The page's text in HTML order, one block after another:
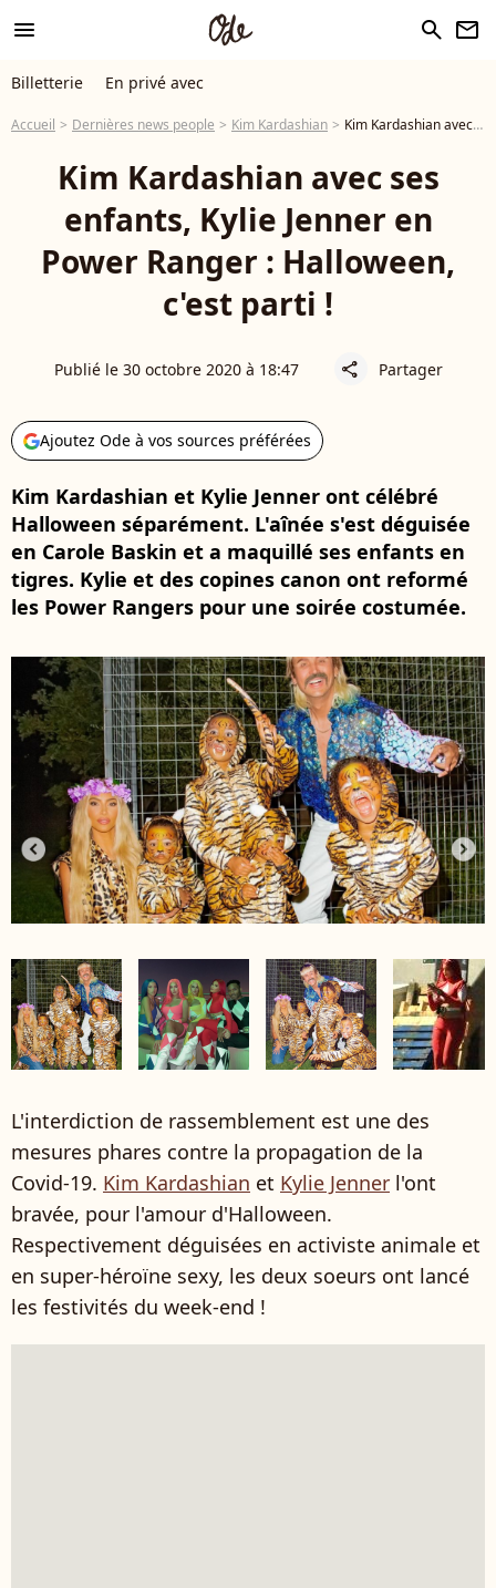
menu search newsletter
Billetterie En privé avec
Accueil Dernières news people Kim Kardashian Kim Kardashian avec ses enfants, Kylie Jenner en Power Ranger : Halloween, c'est parti !
Kim Kardashian avec ses
enfants, Kylie Jenner en
Power Ranger : Halloween,
c'est parti !
Publié le 30 octobre 2020 à 18:47 share Partager
Ajoutez Ode à vos sources préférées
Kim Kardashian et Kylie Jenner ont célébré
Halloween séparément. L'aînée s'est déguisée
en Carole Baskin et a maquillé ses enfants en
tigres. Kylie et des copines canon ont reformé
les Power Rangers pour une soirée costumée.
L'interdiction de rassemblement est une des
mesures phares contre la propagation de la
Covid-19. Kim Kardashian et Kylie Jenner l'ont
bravée, pour l'amour d'Halloween.
Respectivement déguisées en activiste animale et
en super-héroïne sexy, les deux soeurs ont lancé
les festivités du week-end !